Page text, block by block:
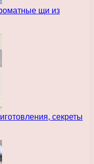
щи из
секреты